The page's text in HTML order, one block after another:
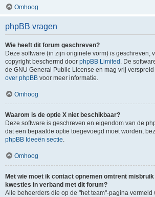
Omhoog
phpBB vragen
Wie heeft dit forum geschreven?
Deze software (in zijn originele vorm) is geschreven,
copyright beschermd door phpBB Limited . De
de GNU General Public License en mag vrij
over phpBB voor meer informatie.
Omhoog
Waarom is de optie X niet beschikbaar?
Deze software is geschreven en eigendom van de
dat een bepaalde optie toegevoegd moet worden,
phpBB Ideeën sectie.
Omhoog
Met wie moet ik contact opnemen omtrent
kwesties in verband met dit forum?
Alle beheerders die op de "het team"-pagina vermeld